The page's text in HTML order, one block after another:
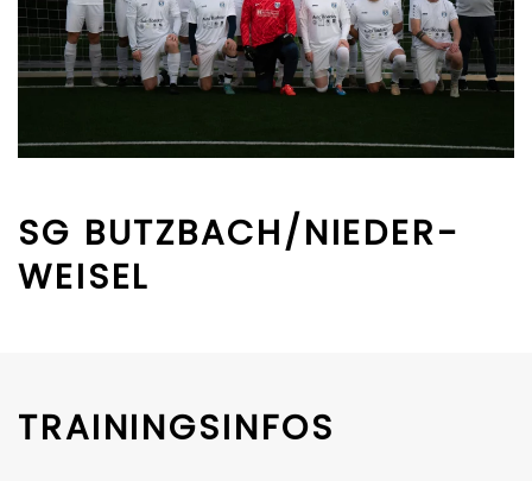
SG BUTZBACH/NIEDER-
WEISEL
TRAININGSINFOS